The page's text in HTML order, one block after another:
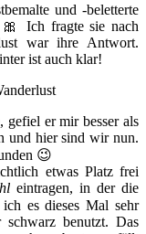
und -beletterte
🎀 Ich fragte sie nach
war ihre Antwort.
ist auch klar!
gefiel er mir besser als
und hier sind wir nun.
😉
etwas Platz frei
eintragen, in der die
es dieses Mal sehr
benutzt. Das